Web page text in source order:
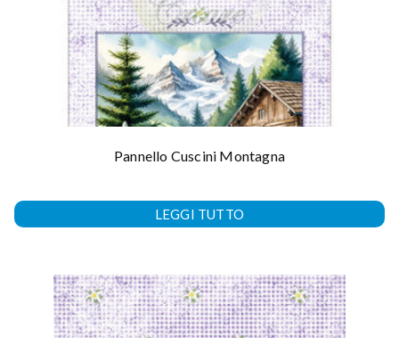
Pannello Cuscini Montagna
LEGGI TUTTO